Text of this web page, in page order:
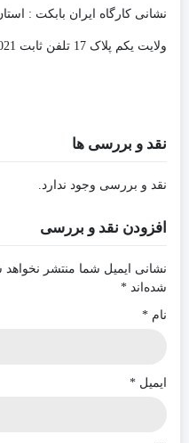
نشانی کارگاه ایران بابکت :
ولایت یکم پلاک 17 تلفن ثابت 66192021
نقد و بررسی ها
نقد و بررسی وجود ندارد.
افزودن نقد و بررسی
نشانی ایمیل شما منتشر نخواهد
شده‌اند *
نام *
ایمیل *